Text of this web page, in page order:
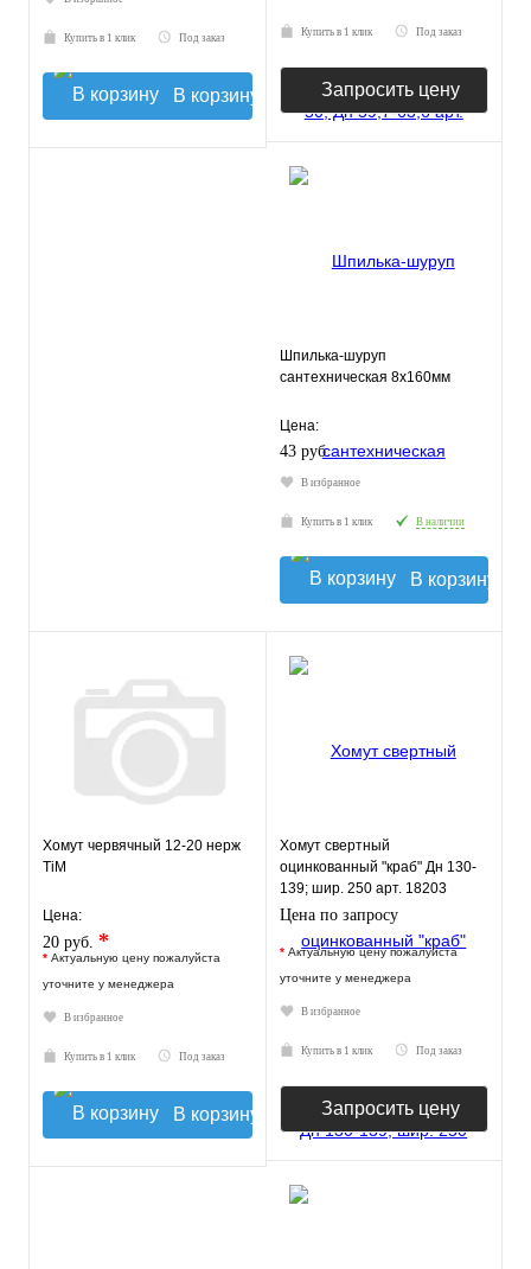
Купить в 1 клик Под заказ
В корзину
Купить в 1 клик Под заказ
Запросить цену
Шпилька-шуруп
сантехническая 8х160мм
Цена:
43 руб.
В избранное
Купить в 1 клик В наличии
В корзину
Хомут червячный 12-20 нерж
TiM
Цена:
20 руб. *
* Актуальную цену пожалуйста
уточните у менеджера
В избранное
Купить в 1 клик Под заказ
В корзину
Хомут свертный
оцинкованный "краб" Дн 130-
139; шир. 250 арт. 18203
Цена по запросу
* Актуальную цену пожалуйста
уточните у менеджера
В избранное
Купить в 1 клик Под заказ
Запросить цену